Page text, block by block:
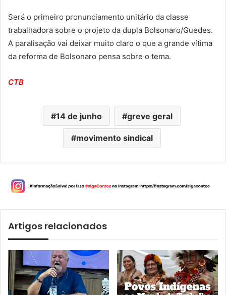
Será o primeiro pronunciamento unitário da classe
trabalhadora sobre o projeto da dupla Bolsonaro/Guedes.
A paralisação vai deixar muito claro o que a grande vítima
da reforma de Bolsonaro pensa sobre o tema.
CTB
14 de junho greve geral
movimento sindical
Artigos relacionados